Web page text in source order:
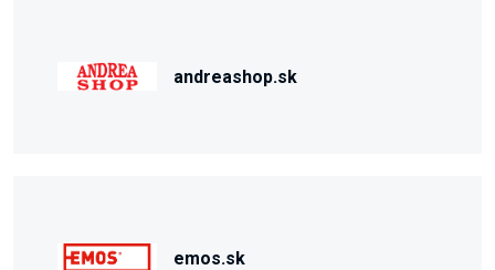
andreashop.sk
emos.sk